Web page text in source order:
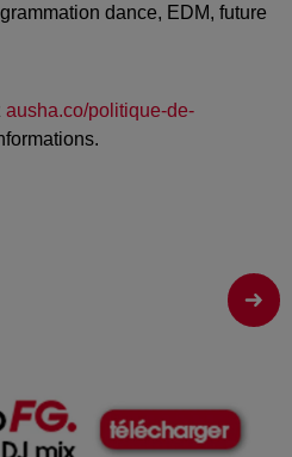
dance, EDM, future
ausha.co/politique-de-